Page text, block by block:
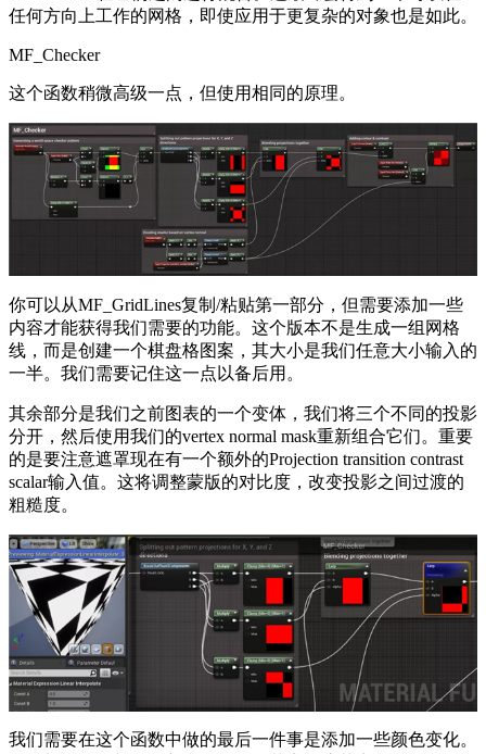
任何方向上工作的网格，即使应用于更复杂的对象也是如此。
MF_Checker
这个函数稍微高级一点，但使用相同的原理。
你可以从MF_GridLines复制/粘贴第一部分，但需要添加一些
内容才能获得我们需要的功能。这个版本不是生成一组网格
线，而是创建一个棋盘格图案，其大小是我们任意大小输入的
一半。我们需要记住这一点以备后用。
其余部分是我们之前图表的一个变体，我们将三个不同的投影
分开，然后使用我们的vertex normal mask重新组合它们。重要
的是要注意遮罩现在有一个额外的Projection transition contrast
scalar输入值。这将调整蒙版的对比度，改变投影之间过渡的
粗糙度。
我们需要在这个函数中做的最后一件事是添加一些颜色变化。